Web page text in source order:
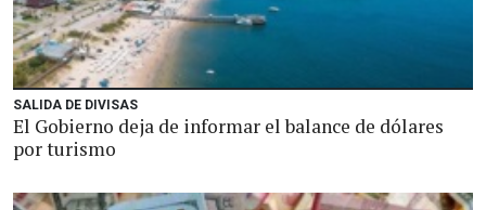
SALIDA DE DIVISAS
El Gobierno deja de informar el balance de dólares
por turismo